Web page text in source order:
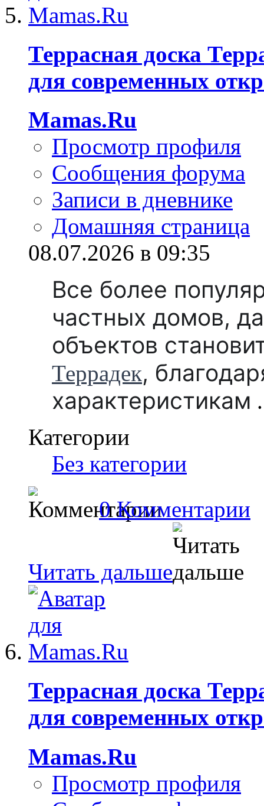
Террасная доска
для современных
Mamas.Ru
Просмотр профиля
Сообщения форума
Записи в дневнике
Домашняя страница
08.07.2026 в 09:35
Все более
частных домов,
объектов
Террадек,
характеристикам
Категории
Без категории
0 Комментарии
Читать дальше
Террасная доска
для современных
Mamas.Ru
Просмотр профиля